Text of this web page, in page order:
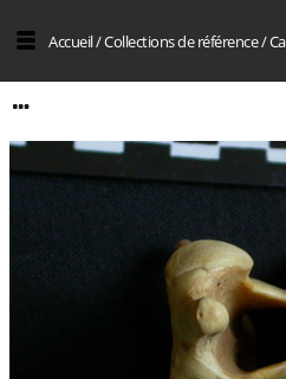
Accueil/Collections de référence/